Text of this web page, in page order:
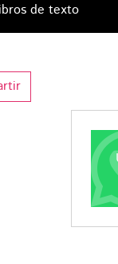
de texto